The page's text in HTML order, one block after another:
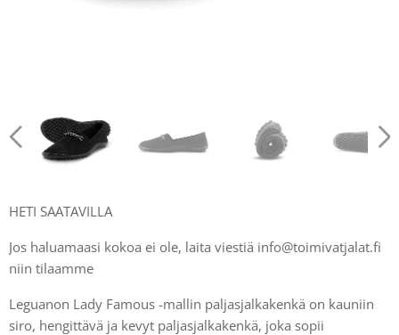
HETI SAATAVILLA
Jos haluamaasi kokoa ei ole, laita viestiä info@toimivatjalat.fi
niin tilaamme
Leguanon Lady Famous -mallin paljasjalkakenkä on kauniin
siro, hengittävä ja kevyt paljasjalkakenkä, joka sopii